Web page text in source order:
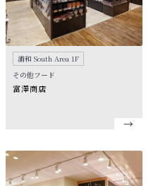
浦和 South Area 1F
その他フード
富澤商店